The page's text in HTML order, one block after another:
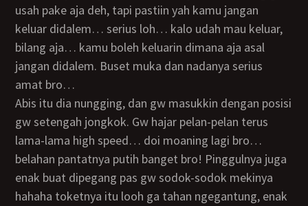
usah pake aja deh, tapi pastiin yah kamu jangan
keluar didalem… serius loh… kalo udah mau keluar,
bilang aja… kamu boleh keluarin dimana aja asal
jangan didalem. Buset muka dan nadanya serius
amat bro…
Abis itu dia nungging, dan gw masukkin dengan posisi
gw setengah jongkok. Gw hajar pelan-pelan terus
lama-lama high speed… doi moaning lagi bro…
belahan pantatnya putih banget bro! Pinggulnya juga
enak buat dipegang pas gw sodok-sodok mekinya
hahaha toketnya itu looh ga tahan ngegantung, enak